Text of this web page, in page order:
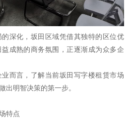
深化，坂田区域凭借其独特的区位优
成熟的商务氛围，正逐渐成为众多企
而言，了解当前坂田写字楼租赁市场
出明智决策的第一步。
特点